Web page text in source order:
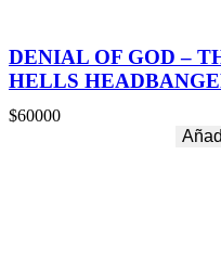
DENIAL OF GOD –
HELLS
$60000